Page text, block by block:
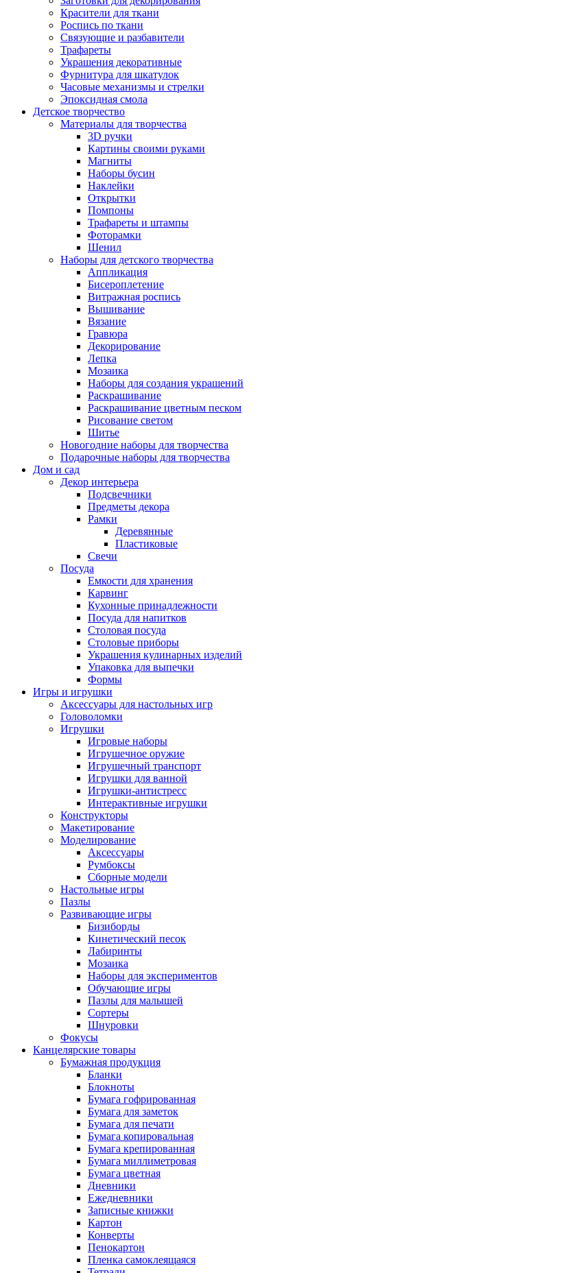
Красители для ткани
Роспись по ткани
Связующие и разбавители
Трафареты
Украшения декоративные
Фурнитура для шкатулок
Часовые механизмы и стрелки
Эпоксидная смола
Детское творчество
Материалы для творчества
3D ручки
Картины своими руками
Магниты
Наборы бусин
Наклейки
Открытки
Помпоны
Трафареты и штампы
Фоторамки
Шенил
Наборы для детского творчества
Аппликация
Бисероплетение
Витражная роспись
Вышивание
Вязание
Гравюра
Декорирование
Лепка
Мозаика
Наборы для создания украшений
Раскрашивание
Раскрашивание цветным песком
Рисование светом
Шитье
Новогодние наборы для творчества
Подарочные наборы для творчества
Дом и сад
Декор интерьера
Подсвечники
Предметы декора
Рамки
Деревянные
Пластиковые
Свечи
Посуда
Емкости для хранения
Карвинг
Кухонные принадлежности
Посуда для напитков
Столовая посуда
Столовые приборы
Украшения кулинарных изделий
Упаковка для выпечки
Формы
Игры и игрушки
Аксессуары для настольных игр
Головоломки
Игрушки
Игровые наборы
Игрушечное оружие
Игрушечный транспорт
Игрушки для ванной
Игрушки-антистресс
Интерактивные игрушки
Конструкторы
Макетирование
Моделирование
Аксессуары
Румбоксы
Сборные модели
Настольные игры
Пазлы
Развивающие игры
Бизиборды
Кинетический песок
Лабиринты
Мозаика
Наборы для экспериментов
Обучающие игры
Пазлы для малышей
Сортеры
Шнуровки
Фокусы
Канцелярские товары
Бумажная продукция
Бланки
Блокноты
Бумага гофрированная
Бумага для заметок
Бумага для печати
Бумага копировальная
Бумага крепированная
Бумага миллиметровая
Бумага цветная
Дневники
Ежедневники
Записные книжки
Картон
Конверты
Пенокартон
Пленка самоклеящаяся